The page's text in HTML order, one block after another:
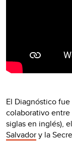
El Diagnóstico
colaborativo entre
siglas en inglés), el
Salvadory la